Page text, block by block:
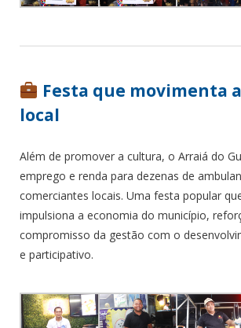
Festa que movimenta
local
Além de promover a cultura, o Arraiá do
emprego e renda para dezenas de
comerciantes locais. Uma festa popular
impulsiona a economia do município,
compromisso da gestão com o
e participativo.